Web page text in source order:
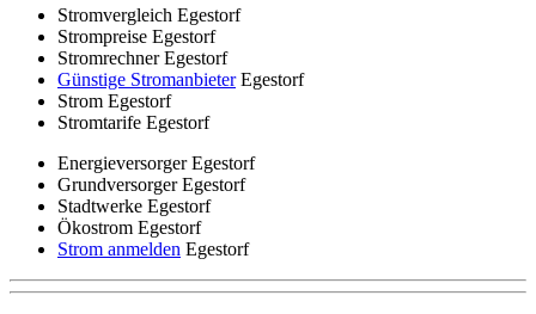
Stromvergleich Egestorf
Strompreise Egestorf
Stromrechner Egestorf
Günstige StromanbieterEgestorf
Strom Egestorf
Stromtarife Egestorf
Energieversorger Egestorf
Grundversorger Egestorf
Stadtwerke Egestorf
Ökostrom Egestorf
Strom anmelden Egestorf